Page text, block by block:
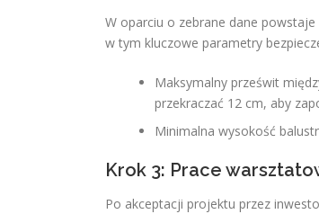
W oparciu o zebrane dane
w tym kluczowe parametry
Maksymalny prześwit
przekraczać 12 cm, aby
Minimalna wysokość
Krok 3: Prace
Po akceptacji projektu przez